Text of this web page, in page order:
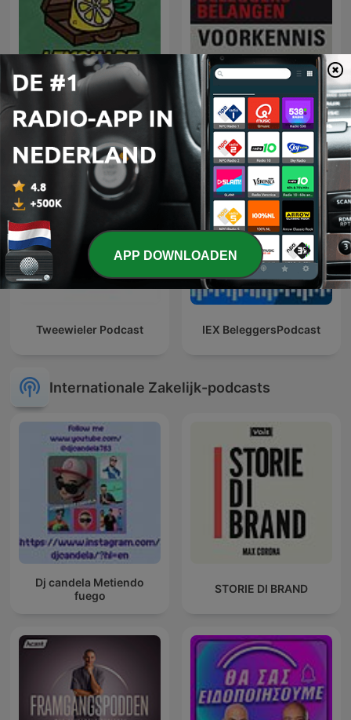
Lemonade Stand
Voorkennis | Beleggers
Belangen
Tweewieler Podcast IEX BeleggersPodcast
Internationale Zakelijk-podcasts
Dj candela Metiendo
fuego
STORIE DI BRAND
APP DOWNLOADEN